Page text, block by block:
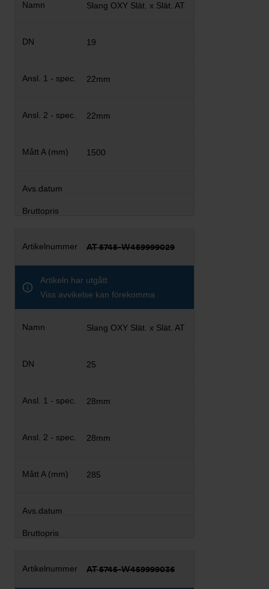
Slang OXY Slät. x Slät. AT
19
22mm
22mm
1500
AT 5745-W459999029
Artikeln har utgått
Viss avvikelse kan förekomma
Slang OXY Slät. x Slät. AT
25
28mm
28mm
285
AT 5745-W459999036